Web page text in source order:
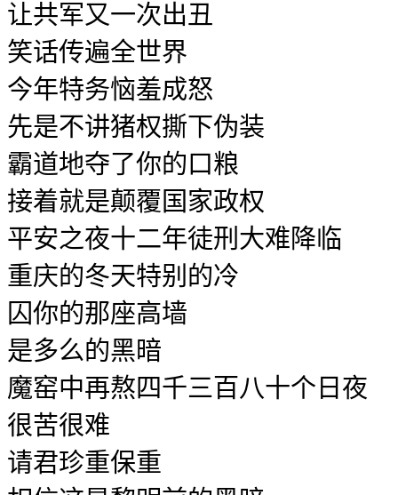
让共军又一次出丑
笑话传遍全世界
今年特务恼羞成怒
先是不讲猪权撕下伪装
霸道地夺了你的口粮
接着就是颠覆国家政权
平安之夜十二年徒刑大难降临
重庆的冬天特别的冷
囚你的那座高墙
是多么的黑暗
魔窑中再熬四千三百八十个日夜
很苦很难
请君珍重保重